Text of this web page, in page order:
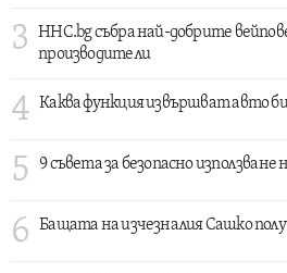
3
HHC.bg събра най-добрите
производители
4 Каква функция извършват авто
5 9 съвета за безопасно
6 Бащата на изчезналия Сашко